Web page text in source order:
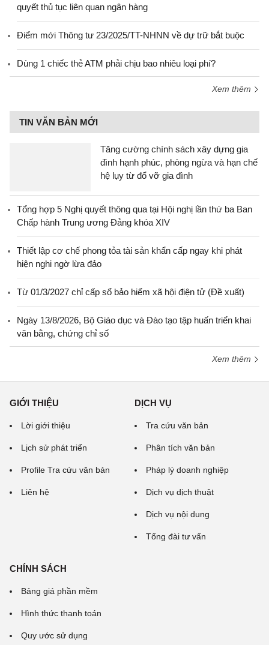
quyết thủ tục liên quan ngân hàng
Điểm mới Thông tư 23/2025/TT-NHNN về dự trữ bắt buộc
Dùng 1 chiếc thẻ ATM phải chịu bao nhiêu loại phí?
Xem thêm
TIN VĂN BẢN MỚI
Tăng cường chính sách xây dựng gia
đình hạnh phúc, phòng ngừa và hạn chế
hệ lụy từ đổ vỡ gia đình
Tổng hợp 5 Nghị quyết thông qua tại Hội nghị lần thứ ba Ban
Chấp hành Trung ương Đảng khóa XIV
Thiết lập cơ chế phong tỏa tài sản khẩn cấp ngay khi phát
hiện nghi ngờ lừa đảo
Từ 01/3/2027 chỉ cấp sổ bảo hiểm xã hội điện tử (Đề xuất)
Ngày 13/8/2026, Bộ Giáo dục và Đào tạo tập huấn triển khai
văn bằng, chứng chỉ số
Xem thêm
GIỚI THIỆU
Lời giới thiệu
Lịch sử phát triển
Profile Tra cứu văn bản
Liên hệ
DỊCH VỤ
Tra cứu văn bản
Phân tích văn bản
Pháp lý doanh nghiệp
Dịch vụ dịch thuật
Dịch vụ nội dung
Tổng đài tư vấn
CHÍNH SÁCH
Bảng giá phần mềm
Hình thức thanh toán
Quy ước sử dụng